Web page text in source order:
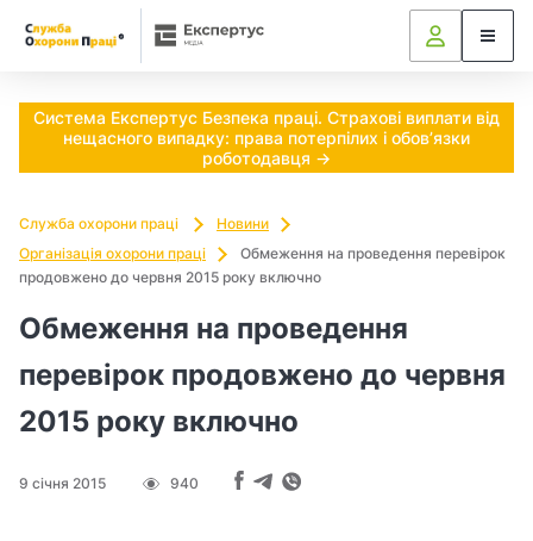
Система Експертус Безпека праці. Страхові виплати від
нещасного випадку: права потерпілих і обов’язки
роботодавця →
Служба охорони праці
Новини
Організація охорони праці
Обмеження на проведення перевірок
продовжено до червня 2015 року включно
Обмеження на проведення
перевірок продовжено до червня
2015 року включно
9 січня 2015 940
Ч
о
т
р
н
в